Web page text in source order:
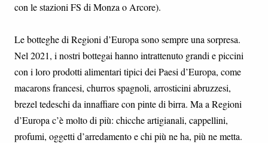
con le stazioni FS di Monza o Arcore).
Le botteghe di Regioni d’Europa sono sempre una sorpresa.
Nel 2021, i nostri bottegai hanno intrattenuto grandi e piccini
con i loro prodotti alimentari tipici dei Paesi d’Europa, come
macarons francesi, churros spagnoli, arrosticini abruzzesi,
brezel tedeschi da innaffiare con pinte di birra. Ma a Regioni
d’Europa c’è molto di più: chicche artigianali, cappellini,
profumi, oggetti d’arredamento e chi più ne ha, più ne metta.